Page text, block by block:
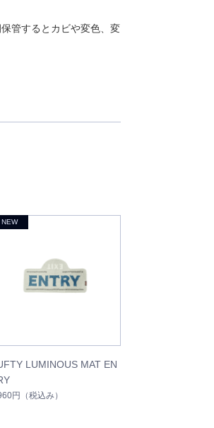
管するとカビや変色、変
LUMINOUS MAT EN
円 （税込み）